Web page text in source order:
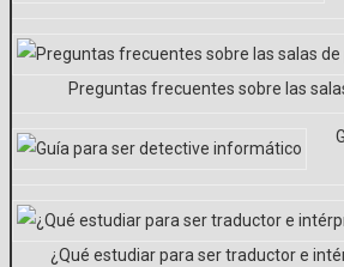
Preguntas frecuentes sobre las
¿Qué estudiar para ser traductor e